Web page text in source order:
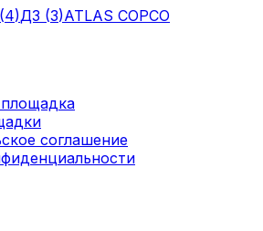
(4)ДЗ (3)ATLAS COPCO
соглашение